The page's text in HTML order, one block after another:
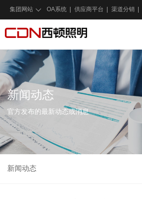
集团网站 OA系统 供应商平台 渠道分销
新闻动态
官方发布的最新动态或消息
新闻动态